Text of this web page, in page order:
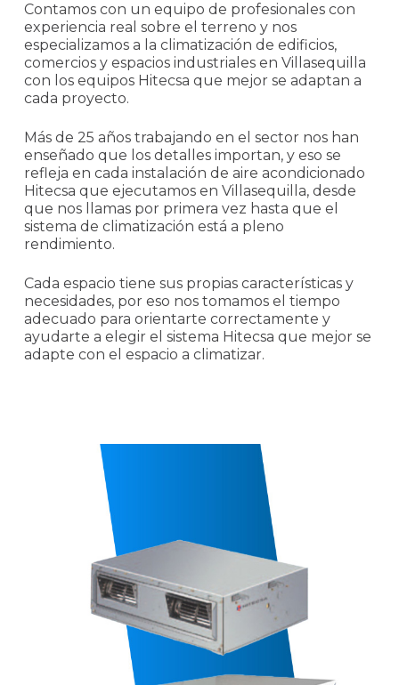
Contamos con un equipo de profesionales con
experiencia real sobre el terreno y nos
especializamos a la climatización de edificios,
comercios y espacios industriales en Villasequilla
con los equipos Hitecsa que mejor se adaptan a
cada proyecto.
Más de 25 años trabajando en el sector nos han
enseñado que los detalles importan, y eso se
refleja en cada instalación de aire acondicionado
Hitecsa que ejecutamos en Villasequilla, desde
que nos llamas por primera vez hasta que el
sistema de climatización está a pleno
rendimiento.
Cada espacio tiene sus propias características y
necesidades, por eso nos tomamos el tiempo
adecuado para orientarte correctamente y
ayudarte a elegir el sistema Hitecsa que mejor se
adapte con el espacio a climatizar.